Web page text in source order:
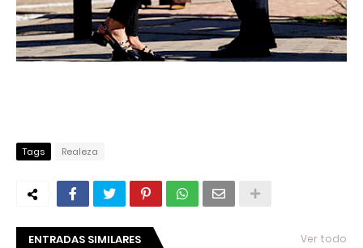
Tags Realeza
ENTRADAS SIMILARES Ver todo